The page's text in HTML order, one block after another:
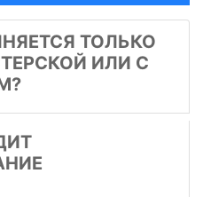
ТОЛЬКО
ИЛИ С